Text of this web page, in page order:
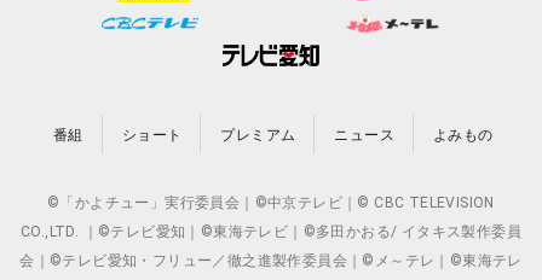
番組 ショート プレミアム ニュース よみもの
©「かよチュー」実行委員会｜©中京テレビ｜© CBC TELEVISION
CO.,LTD. ｜©テレビ愛知｜©東海テレビ｜©多田かおる/ イタキス製作委員
会｜©テレビ愛知・フリュー／徹之進製作委員会｜©メ～テレ｜©東海テレ